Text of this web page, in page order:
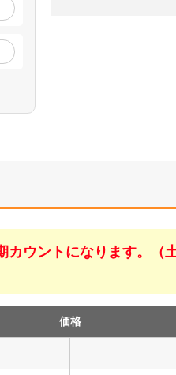
ウントになります。（
価格